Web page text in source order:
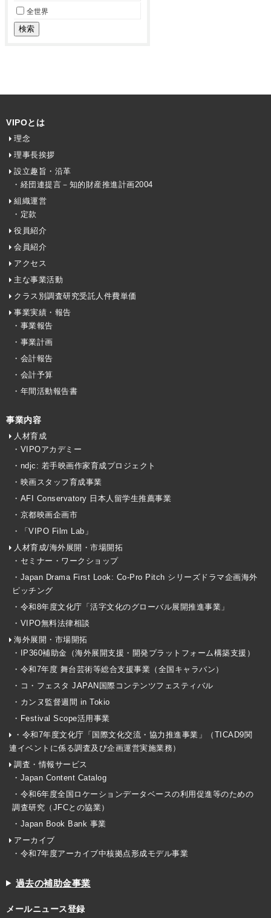
全世界
VIPOとは
理念
理事長挨拶
設立趣旨・沿革
・経団連提言－知的財産推進計画2004
組織運営
・定款
役員紹介
会員紹介
アクセス
主な事業活動
クラス別調査研究受託人件費単価
事業実績・報告
・事業報告
・事業計画
・会計報告
・会計予算
・年間活動報告書
事業内容
人材育成
・VIPOアカデミー
・ndjc: 若手映画作家育成プロジェクト
・映画スタッフ育成事業
・AFI Conservatory 日本人留学生推薦事業
・京都映画企画市
・「VIPO Film Lab」
人材育成/海外展開・市場開拓
・セミナー・ワークショップ
・Japan Drama First Look: Co-Pro Pitch シリーズドラマ企画海外
ピッチング
・令和8年度文化庁「活字文化のグローバル展開推進事業」
・VIPO無料法律相談
海外展開・市場開拓
・IP360補助金（海外展開支援・開発プラットフォーム構築支援）
・令和7年度 舞台芸術等総合支援事業（全国キャラバン）
・コ・フェスタ JAPAN国際コンテンツフェスティバル
・カンヌ監督週間 in Tokio
・Festival Scope活用事業
・令和7年度文化庁「国際文化交流・協力推進事業」（TICAD9関
連イベントに係る調査及び企画運営実施業務）
調査・情報サービス
・Japan Content Catalog
・令和6年度全国ロケーションデータベースの利用促進等のための
調査研究（JFCとの協業）
・Japan Book Bank 事業
アーカイブ
・令和7年度アーカイブ中核拠点形成モデル事業
過去の補助金事業
メールニュース登録